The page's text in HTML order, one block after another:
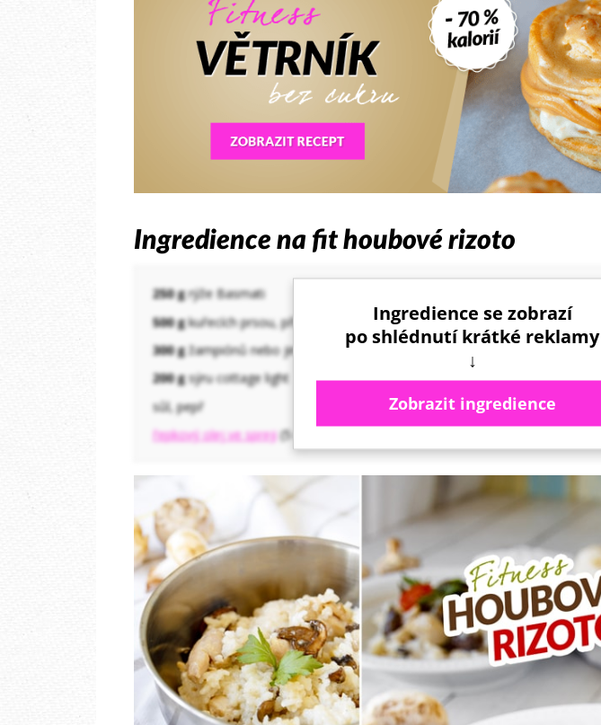
Ingredience na fit houbové rizoto
250 grýže Basmati
500 gkuřecích prsou, příp. stehenních řízků
300 gžampiónů nebo jiných hub
200 gsýru cottage light
sůl, pepř
řepkový olej ve spreji(5 ml)
Ingredience se zobrazí
po shlédnutí krátké reklamy
↓
Zobrazit ingredience